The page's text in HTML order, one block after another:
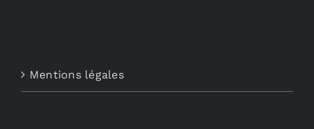
Mentions légales